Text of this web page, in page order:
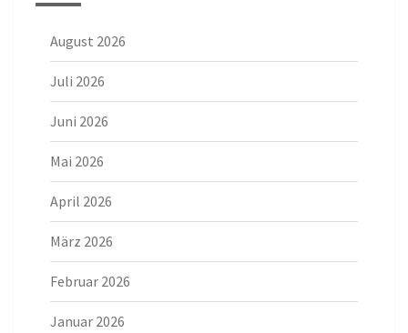
August 2026
Juli 2026
Juni 2026
Mai 2026
April 2026
März 2026
Februar 2026
Januar 2026